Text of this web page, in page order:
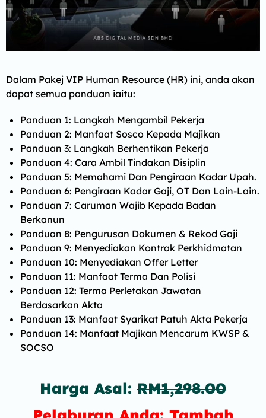
Dalam Pakej VIP Human Resource (HR) ini, anda akan
dapat semua panduan iaitu:
Panduan 1: Langkah Mengambil Pekerja
Panduan 2: Manfaat Sosco Kepada Majikan
Panduan 3: Langkah Berhentikan Pekerja
Panduan 4: Cara Ambil Tindakan Disiplin
Panduan 5: Memahami Dan Pengiraan Kadar Upah.
Panduan 6: Pengiraan Kadar Gaji, OT Dan Lain-Lain.
Panduan 7: Caruman Wajib Kepada Badan
Berkanun
Panduan 8: Pengurusan Dokumen & Rekod Gaji
Panduan 9: Menyediakan Kontrak Perkhidmatan
Panduan 10: Menyediakan Offer Letter
Panduan 11: Manfaat Terma Dan Polisi
Panduan 12: Terma Perletakan Jawatan
Berdasarkan Akta
Panduan 13: Manfaat Syarikat Patuh Akta Pekerja
Panduan 14: Manfaat Majikan Mencarum KWSP &
SOCSO
Harga Asal: RM1,298.00